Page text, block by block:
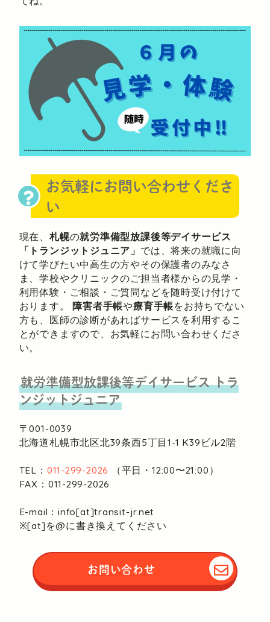
お気軽にお問い合わせくださ
い
現在、 札幌の就労準備型放課後等デイサービス
「トランジットジュニア」 では、将来の就職に向
けて学びたい中高生の方やその保護者のみなさ
ま、学校やクリニックのご担当者様からの見学・
利用体験・ご相談・ご質問などを随時受け付けて
おります。 障害者手帳や療育手帳をお持ちでない
方も、医師の診断があればサービスを利用するこ
とができますので、お気軽にお問い合わせくださ
い。
就労準備型放課後等デイサービストラ
ンジットジュニア
〒001-0039
北海道札幌市北区北39条西5丁目1-1 K39ビル2階
TEL： 011-299-2026
（平日・12:00〜21:00）
FAX：011-299-2026
E-mail：info[at]transit-jr.net
※[at]を@に書き換えてください
お問い合わせ